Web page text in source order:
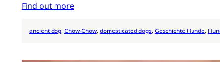
Find out more
ancient dog, Chow-Chow, domesticated dogs, Geschichte Hunde,